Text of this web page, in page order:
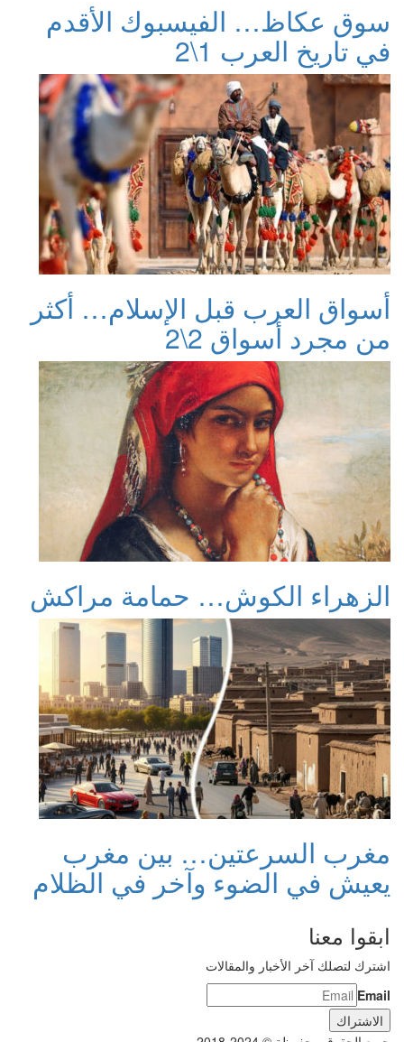
سوق عكاظ… الفيسبوك الأقدم
في تاريخ العرب 1\2
أسواق العرب قبل الإسلام… أكثر
من مجرد أسواق 2\2
الزهراء الكوش… حمامة مراكش
مغرب السرعتين… بين مغرب
يعيش في الضوء وآخر في الظلام
ابقوا معنا
اشترك لتصلك آخر الأخبار والمقالات
Email